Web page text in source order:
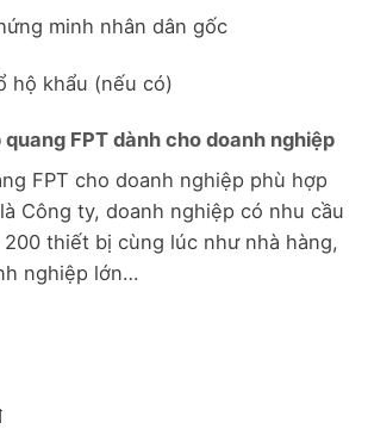
minh nhân dân gốc
hộ khẩu (nếu có)
FPT dành cho doanh nghiệp
FPT cho doanh nghiệp phù hợp
Công ty, doanh nghiệp có nhu cầu
thiết bị cùng lúc như nhà hàng,
nghiệp lớn…